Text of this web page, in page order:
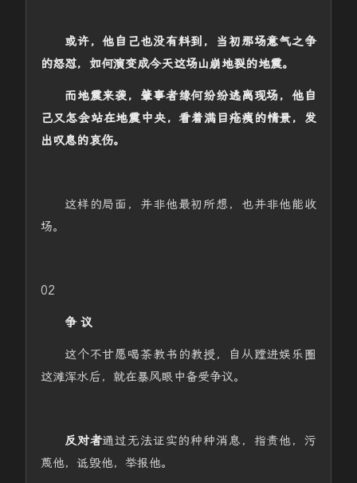
或许，他自己也没有料到，当初那场意气之争
的怒怼，如何演变成今天这场山崩地裂的地震。
而地震来袭，肇事者缘何纷纷逃离现场，他自
己又怎会站在地震中央，看着满目疮痍的情景，发
出叹息的哀伤。
这样的局面，并非他最初所想，也并非他能收
场。
02
争 议
这个不甘愿喝茶教书的教授，自从蹚进娱乐圈
这滩浑水后，就在暴风眼中备受争议。
反对者通过无法证实的种种消息，指责他，污
蔑他，诋毁他，举报他。